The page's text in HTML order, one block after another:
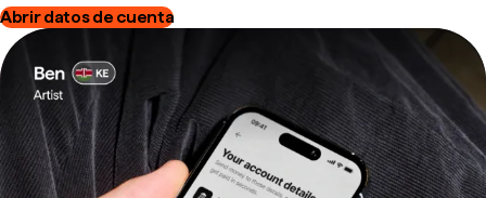
Abrir datos de cuenta